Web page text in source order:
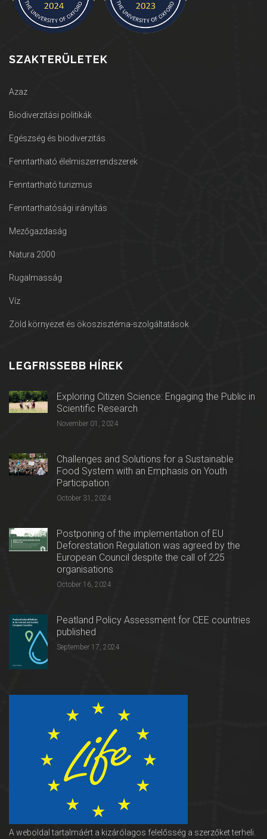
SZAKTERÜLETEK
Azaz
Biodiverzitási politikák
Egészség és biodiverzitás
Fenntartható élelmiszerrendszerek
Fenntartható turizmus
Fenntarthatósági irányítás
Mezőgazdaság
Natura 2000
Rugalmasság
Víz
Zöld környezet és ökoszisztéma-szolgáltatások
LEGFRISSEBB HÍREK
Exploring Citizen Science: Engaging the Public in
Scientific Research
November 01, 2024
Challenges and Solutions for a Sustainable
Food System with an Emphasis on Youth
Participation
October 31, 2024
Postponing of the implementation of EU
Deforestation Regulation was agreed by the
European Council despite the call of 225
organisations
October 16, 2024
Peatland Policy Assessment for CEE countries
published
September 17, 2024
A weboldal tartalmáért a kizárólagos felelősség a szerzőket terheli.